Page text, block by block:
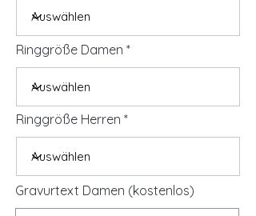
Ringgröße Damen
Ringgröße Herren
Gravurtext Damen (kostenlos)